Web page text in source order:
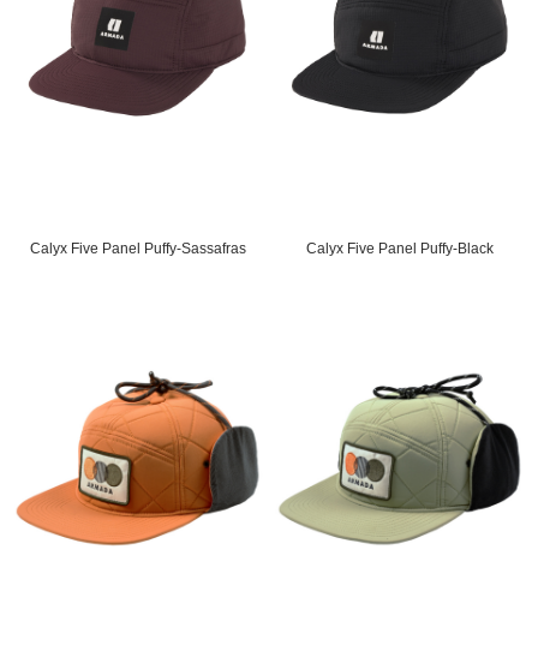
Calyx Five Panel Puffy-Sassafras Calyx Five Panel Puffy-Black